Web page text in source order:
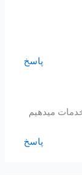
پاسخ
میدهیم
پاسخ